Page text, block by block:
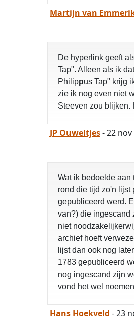
Martijn van
De hyperlink geeft
Tap". Alleen als ik
Philippus Tap" krijg
zie ik nog even niet
Steeven zou blijken.
JP Ouweltjes- 22 nov
Wat ik bedoelde aan
rond die tijd zo'n lijst
gepubliceerd werd.
van?) die ingescand
niet
archief hoeft
lijst dan ook nog
1783 gepubliceerd
nog ingescand zijn
vond het wel
Hans Hoekveld - 23